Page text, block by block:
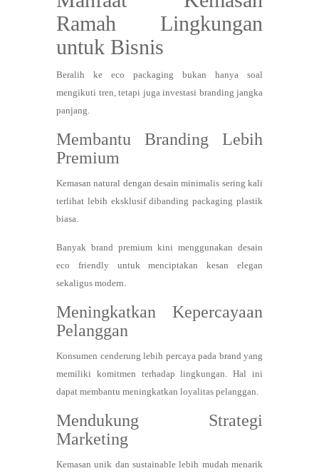
Ramah Lingkungan
untuk Bisnis
Beralih ke eco packaging bukan hanya soal
mengikuti tren, tetapi juga investasi branding jangka
panjang.
Membantu Branding Lebih
Premium
Kemasan natural dengan desain minimalis sering kali
terlihat lebih eksklusif dibanding packaging plastik
biasa.
Banyak brand premium kini menggunakan desain
eco friendly untuk menciptakan kesan elegan
sekaligus modern.
Meningkatkan Kepercayaan
Pelanggan
Konsumen cenderung lebih percaya pada brand yang
memiliki komitmen terhadap lingkungan. Hal ini
dapat membantu meningkatkan loyalitas pelanggan.
Mendukung Strategi
Marketing
Kemasan unik dan sustainable lebih mudah menarik